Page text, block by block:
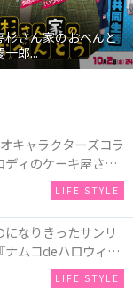
杉さん家のおべんと
一郎...
キャラクターズコラ
ィのケーキ屋さ
と、「シナモロール
ゴールで動く仕掛け
LIFE STYLE
なりきったサンリ
ムコdeハロウィン
～』全国のアミュー
コオンラインクレー
LIFE STYLE